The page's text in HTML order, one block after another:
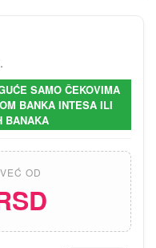
.
SAMO ČEKOVIMA
BANKA INTESA ILI
BANAKA
OD